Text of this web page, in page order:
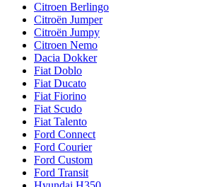
Citroen Berlingo
Citroën Jumper
Citroën Jumpy
Citroen Nemo
Dacia Dokker
Fiat Doblo
Fiat Ducato
Fiat Fiorino
Fiat Scudo
Fiat Talento
Ford Connect
Ford Courier
Ford Custom
Ford Transit